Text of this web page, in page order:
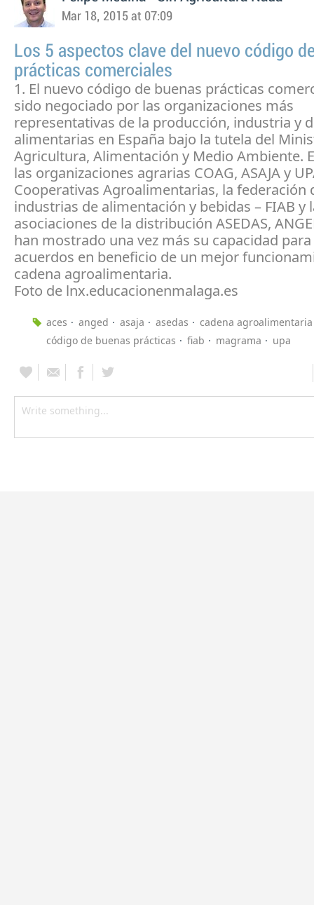
Mar 18, 2015 at 07:09
Los 5 aspectos clave del nuevo código
prácticas comerciales
1. El nuevo código de buenas prácticas
sido negociado por las organizaciones más
representativas de la producción, industria y
alimentarias en España bajo la tutela del
Agricultura, Alimentación y Medio Ambiente.
las organizaciones agrarias COAG, ASAJA y
Cooperativas Agroalimentarias, la federación
industrias de alimentación y bebidas – FIAB y
asociaciones de la distribución ASEDAS,
han mostrado una vez más su capacidad
acuerdos en beneficio de un mejor
cadena agroalimentaria.
Foto de lnx.educacionenmalaga.es
aces anged asaja asedas
cadena agroalimentaria
código de buenas prácticas
fiab magrama upa